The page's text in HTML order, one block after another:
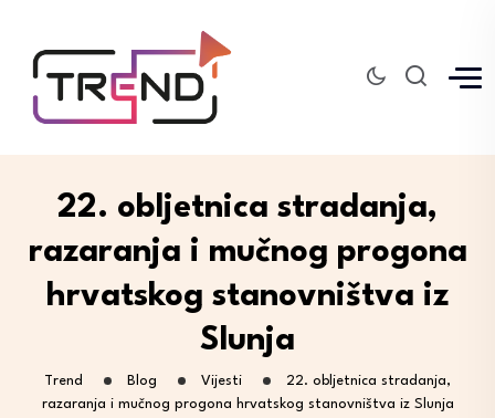
22. obljetnica stradanja,
razaranja i mučnog progona
hrvatskog stanovništva iz
Slunja
Trend Blog Vijesti
22. obljetnica stradanja,
razaranja i mučnog progona hrvatskog stanovništva iz Slunja